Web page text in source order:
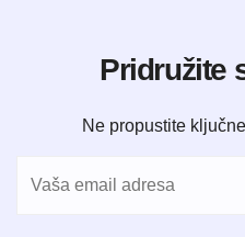
Pridružite
Ne propustite